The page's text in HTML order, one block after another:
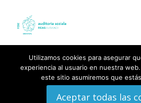
Utilizamos cookies para asegurar
experiencia al usuario en nuestra
este sitio asumiremos que
Aceptar todas las